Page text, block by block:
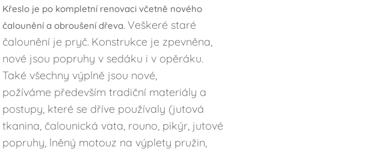
Křeslo je po kompletní renovaci včetně nového
čalounění a obroušení dřeva. Veškeré staré
čalounění je pryč. Konstrukce je zpevněna,
nové jsou popruhy v sedáku i v opěráku.
Také všechny výplně jsou nové,
požíváme především tradiční materiály a
postupy, které se dříve používaly (jutová
tkanina, čalounická vata, rouno, pikýr, jutové
popruhy, lněný motouz na výplety pružin,